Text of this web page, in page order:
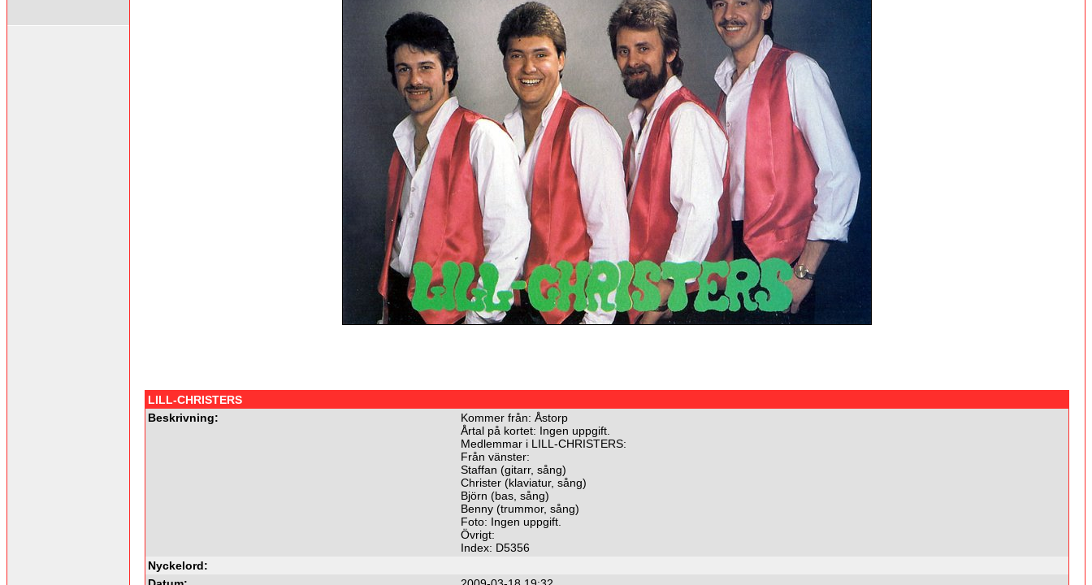
LILL-CHRISTERS
Beskrivning:
Kommer från: Åstorp
Årtal på kortet: Ingen uppgift.
Medlemmar i LILL-CHRISTERS:
Från vänster:
Staffan (gitarr, sång)
Christer (klaviatur, sång)
Björn (bas, sång)
Benny (trummor, sång)
Foto: Ingen uppgift.
Övrigt:
Index: D5356
Nyckelord: